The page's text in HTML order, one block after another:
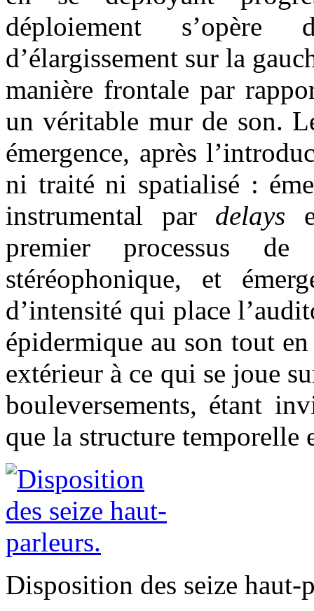
déploiement
d’élargissement sur la
manière frontale par
un véritable mur de son.
émergence, après
ni traité ni spatialisé :
instrumental par delays
premier processus de
stéréophonique, et
d’intensité qui place
épidermique au son tout
extérieur à ce qui se joue
bouleversements, étant
que la structure temporelle
Disposition des seize haut-